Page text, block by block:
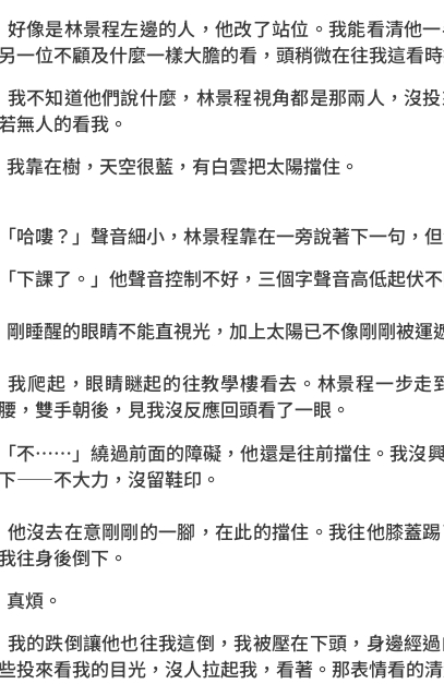
好像是林景程左邊的人，他改了站位。我能看清他
另一位不顧及什麼一樣大膽的看，頭稍微在往我這
我不知道他們說什麼，林景程視角都是那兩人，沒
無人的看我。
我靠在樹，天空很藍，有白雲把太陽擋住。
「哈嘍？」聲音細小，林景程靠在一旁說著下一句，
「下課了。」他聲音控制不好，三個字聲音高低起伏
剛睡醒的眼睛不能直視光，加上太陽已不像剛剛被
我爬起，眼睛瞇起的往教學樓看去。林景程一步
，雙手朝後，見我沒反應回頭看了一眼。
「不……」繞過前面的障礙，他還是往前擋住。我沒
下——不大力，沒留鞋印。
他沒去在意剛剛的一腳，在此的擋住。我往他膝蓋
往身後倒下。
真煩。
我的跌倒讓他也往我這倒，我被壓在下頭，身邊經
投來看我的目光，沒人拉起我，看著。那表情看的